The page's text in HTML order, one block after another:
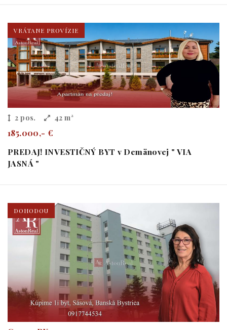
VRÁTANE PROVÍZIE
2 pos. 42 m²
185.000,- €
PREDAJ! INVESTIČNÝ BYT v Demänovej " VIA
JASNÁ "
DOHODOU